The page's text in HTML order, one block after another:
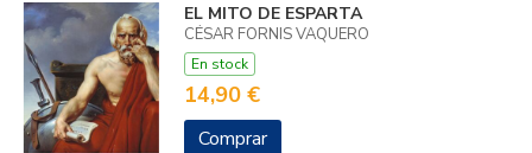
EL MITO DE ESPARTA
CÉSAR FORNIS VAQUERO
En stock
14,90 €
Comprar